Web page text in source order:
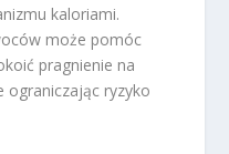
kaloriami.
może pomóc
pragnienie na
ograniczając ryzyko